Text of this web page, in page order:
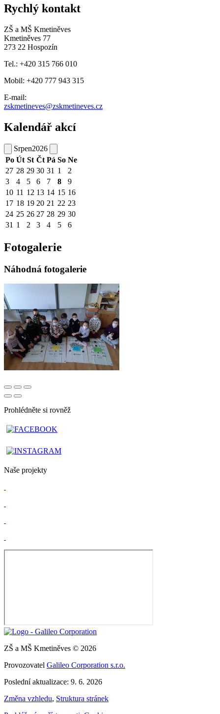
Rychlý kontakt
ZŠ a MŠ Kmetiněves
Kmetiněves 77
273 22 Hospozín
Tel.: +420 315 766 010
Mobil: +420 777 943 315
E-mail:
zskmetineves@zskmetineves.cz
Kalendář akcí
Srpen2026
Po Út St Čt Pá So Ne
27 28 29 30 31 1
2
3
4 5 6 7 8
9
10 11 12 13 14 15 16
17 18 19 20 21 22 23
24 25 26 27 28 29 30
31 1 2 3 4 5 6
Fotogalerie
Náhodná fotogalerie
Prohlédněte si rovněž
Naše projekty
ZŠ a MŠ Kmetiněves © 2026
Provozovatel Galileo Corporation s.r.o.
Poslední aktualizace: 9. 6. 2026
Změna vzhledu, Struktura stránek